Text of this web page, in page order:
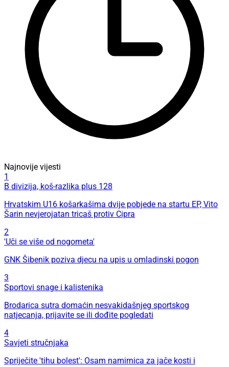
Najnovije vijesti
1
B divizija, koš-razlika plus 128
Hrvatskim U16 košarkašima dvije pobjede na startu EP, Vito
Šarin nevjerojatan tricaš protiv Cipra
2
'Uči se više od nogometa'
GNK Šibenik poziva djecu na upis u omladinski pogon
3
Sportovi snage i kalistenika
Brodarica sutra domaćin nesvakidašnjeg sportskog
natjecanja, prijavite se ili dođite pogledati
4
Savjeti stručnjaka
Spriječite 'tihu bolest': Osam namirnica za jače kosti i